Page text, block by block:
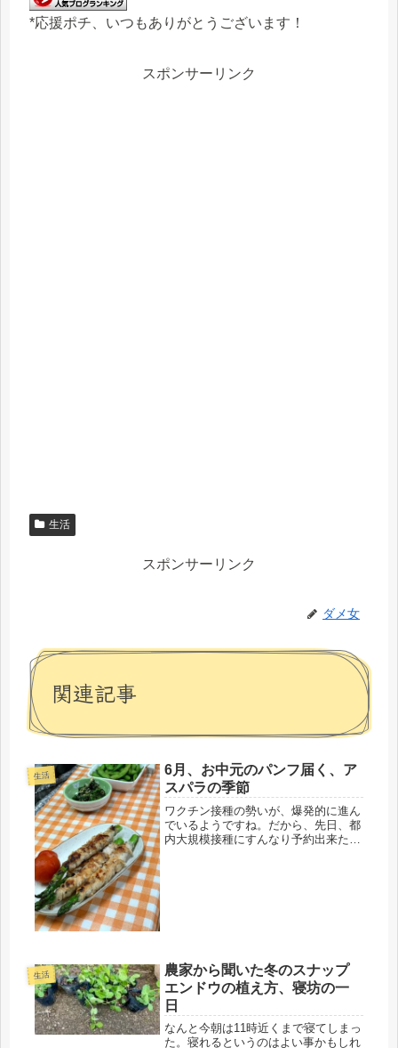
*応援ポチ、いつもありがとうございます！
スポンサーリンク
生活
スポンサーリンク
ダメ女
関連記事
生活
6月、お中元のパンフ届く、ア
スパラの季節
ワクチン接種の勢いが、爆発的に進ん
でいるようですね。だから、先日、都
内大規模接種にすんなり予約出来たの
生活
農家から聞いた冬のスナップ
エンドウの植え方、寝坊の一
日
なんと今朝は11時近くまで寝てしまっ
た。寝れるというのはよい事かもしれ